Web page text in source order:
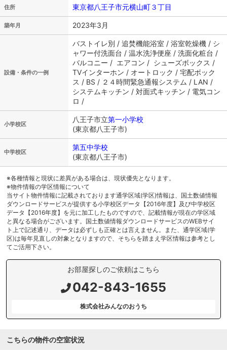
住所 東京都八王子市元横山町３丁目
築年月 2023年3月
設備・条件の一例
バストイレ別 / 追焚機能浴室 / 浴室乾燥機 / シ
ャワー付洗面台 / 温水洗浄便座 / 洗面化粧台 /
バルコニー / エアコン / シューズボックス /
TVインターホン / オートロック / 宅配ボック
ス / BS / ２４時間緊急通報システム / LAN /
システムキッチン / 対面式キッチン / 電気コン
ロ /
小学校区
八王子市立第一小学校
(東京都八王子市)
中学校区
第五中学校
(東京都八王子市)
※各種情報と現状に差異がある場合は、現状優先となります。
※物件情報の学区情報について
当サイト物件情報に記載されております通学区域(学区)情報は、国土数値情報
ダウンロードサービスが提供する小学校区データ【2016年度】及び中学校区
データ【2016年度】を元に加工したものですので、記載情報が現在の学区域
と異なる場合がございます。国土数値情報ダウンロードサービスのWEBサイ
ト上で記述通り、データは必ずしも正確とは言えません。また、通学区域(学
区)は毎年見直しの対象となりますので、そちらを踏まえ学区情報は参考とし
てご活用下さい。
お部屋探しのご依頼はこちら
042-843-1655
株式会社みんなのおうち
こちらの物件の空室状況